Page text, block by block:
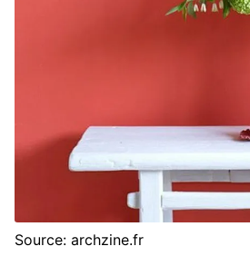
Source: archzine.fr